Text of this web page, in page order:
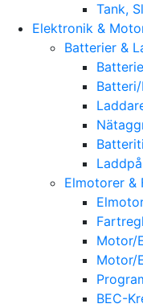
Tank,
Elektronik &
Batterier &
Elmotorer &
Motor/
Motor/
BEC-